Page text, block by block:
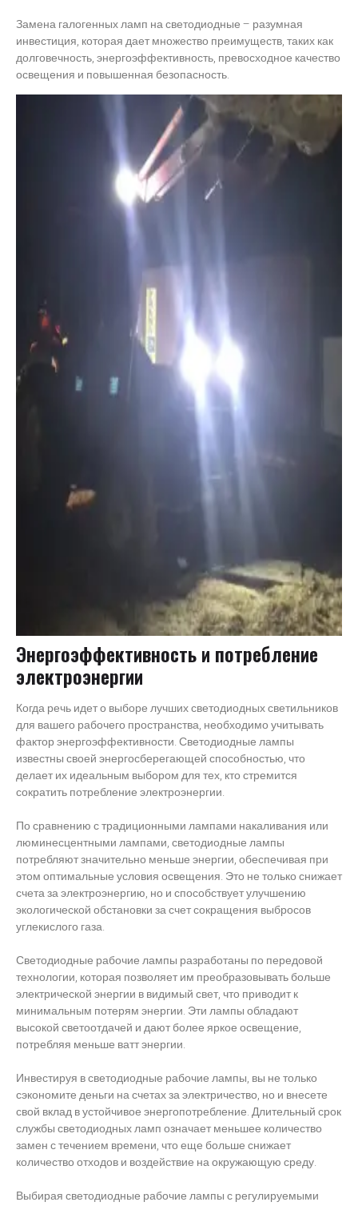
Замена галогенных ламп на светодиодные – разумная
инвестиция, которая дает множество преимуществ, таких как
долговечность, энергоэффективность, превосходное качество
освещения и повышенная безопасность.
Энергоэффективность и потребление
электроэнергии
Когда речь идет о выборе лучших светодиодных светильников
для вашего рабочего пространства, необходимо учитывать
фактор энергоэффективности. Светодиодные лампы
известны своей энергосберегающей способностью, что
делает их идеальным выбором для тех, кто стремится
сократить потребление электроэнергии.
По сравнению с традиционными лампами накаливания или
люминесцентными лампами, светодиодные лампы
потребляют значительно меньше энергии, обеспечивая при
этом оптимальные условия освещения. Это не только снижает
счета за электроэнергию, но и способствует улучшению
экологической обстановки за счет сокращения выбросов
углекислого газа.
Светодиодные рабочие лампы разработаны по передовой
технологии, которая позволяет им преобразовывать больше
электрической энергии в видимый свет, что приводит к
минимальным потерям энергии. Эти лампы обладают
высокой светоотдачей и дают более яркое освещение,
потребляя меньше ватт энергии.
Инвестируя в светодиодные рабочие лампы, вы не только
сэкономите деньги на счетах за электричество, но и внесете
свой вклад в устойчивое энергопотребление. Длительный срок
службы светодиодных ламп означает меньшее количество
замен с течением времени, что еще больше снижает
количество отходов и воздействие на окружающую среду.
Выбирая светодиодные рабочие лампы с регулируемыми